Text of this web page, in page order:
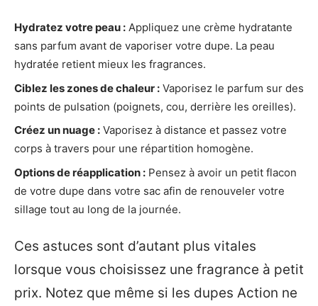
Hydratez votre peau : Appliquez une crème hydratante
sans parfum avant de vaporiser votre dupe. La peau
hydratée retient mieux les fragrances.
Ciblez les zones de chaleur : Vaporisez le parfum sur des
points de pulsation (poignets, cou, derrière les oreilles).
Créez un nuage : Vaporisez à distance et passez votre
corps à travers pour une répartition homogène.
Options de réapplication : Pensez à avoir un petit flacon
de votre dupe dans votre sac afin de renouveler votre
sillage tout au long de la journée.
Ces astuces sont d’autant plus vitales
lorsque vous choisissez une fragrance à petit
prix. Notez que même si les dupes Action ne